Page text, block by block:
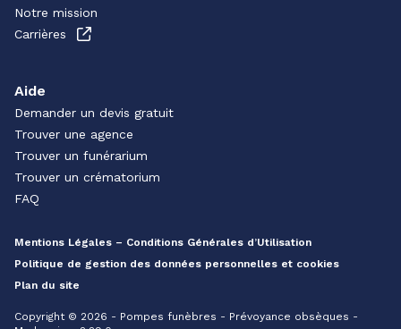
Notre mission
Carrières
Aide
Demander un devis gratuit
Trouver une agence
Trouver un funérarium
Trouver un crématorium
FAQ
Mentions Légales – Conditions Générales d’Utilisation
Politique de gestion des données personnelles et cookies
Plan du site
Copyright © 2026 - Pompes funèbres - Prévoyance obsèques -